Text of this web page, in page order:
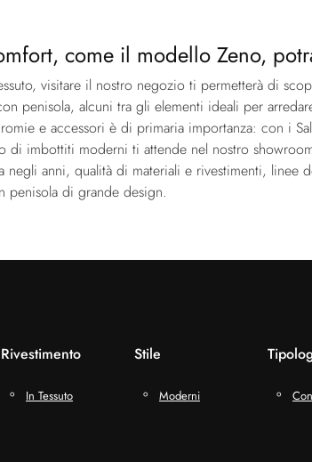
come il modello Zeno,
visitare il nostro negozio ti permetterà di
penisola, alcuni tra gli elementi ideali per
e accessori è di primaria importanza: con i
di imbottiti moderni ti attende nel nostro
anni, qualità di materiali e rivestimenti, linee
penisola di grande design.
Rivestimento
In Tessuto
Stile
Moderni